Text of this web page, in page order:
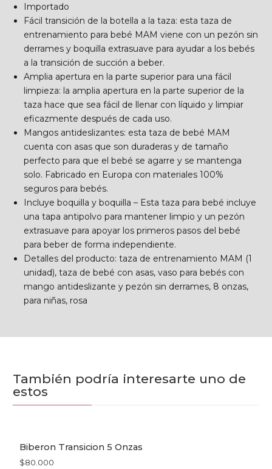
Importado
Fácil transición de la botella a la taza: esta taza de
entrenamiento para bebé MAM viene con un pezón sin
derrames y boquilla extrasuave para ayudar a los bebés
a la transición de succión a beber.
Amplia apertura en la parte superior para una fácil
limpieza: la amplia apertura en la parte superior de la
taza hace que sea fácil de llenar con líquido y limpiar
eficazmente después de cada uso.
Mangos antideslizantes: esta taza de bebé MAM
cuenta con asas que son duraderas y de tamaño
perfecto para que el bebé se agarre y se mantenga
solo. Fabricado en Europa con materiales 100%
seguros para bebés.
Incluye boquilla y boquilla – Esta taza para bebé incluye
una tapa antipolvo para mantener limpio y un pezón
extrasuave para apoyar los primeros pasos del bebé
para beber de forma independiente.
Detalles del producto: taza de entrenamiento MAM (1
unidad), taza de bebé con asas, vaso para bebés con
mango antideslizante y pezón sin derrames, 8 onzas,
para niñas, rosa
También podría interesarte uno de
estos
Biberon Transicion 5 Onzas
$80.000